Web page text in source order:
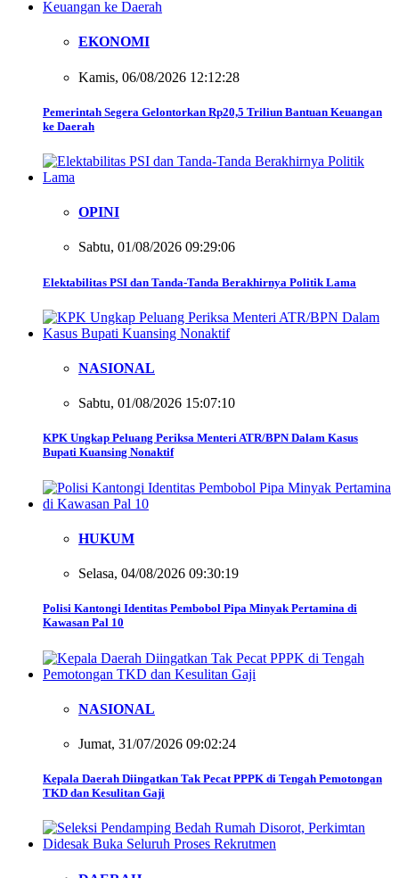
EKONOMI
Kamis, 06/08/2026 12:12:28
Pemerintah Segera Gelontorkan Rp20,5 Triliun Bantuan Keuangan
ke Daerah
OPINI
Sabtu, 01/08/2026 09:29:06
Elektabilitas PSI dan Tanda-Tanda Berakhirnya Politik Lama
NASIONAL
Sabtu, 01/08/2026 15:07:10
KPK Ungkap Peluang Periksa Menteri ATR/BPN Dalam Kasus
Bupati Kuansing Nonaktif
HUKUM
Selasa, 04/08/2026 09:30:19
Polisi Kantongi Identitas Pembobol Pipa Minyak Pertamina di
Kawasan Pal 10
NASIONAL
Jumat, 31/07/2026 09:02:24
Kepala Daerah Diingatkan Tak Pecat PPPK di Tengah Pemotongan
TKD dan Kesulitan Gaji